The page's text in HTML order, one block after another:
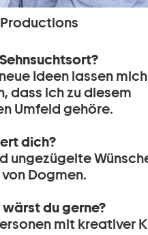
Ideen lassen
dass ich zu diesem
Umfeld gehöre.
dich?
ungezügelte
Dogmen.
wärst du gerne?
mit kreativer